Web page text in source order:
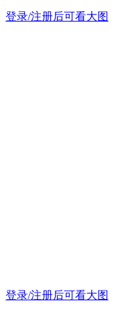
登录/注册后可看大图
登录/注册后可看大图